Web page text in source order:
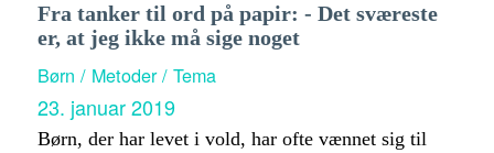
Fra tanker til ord på papir: - Det sværeste
er, at jeg ikke må sige noget
Børn / Metoder / Tema
23. januar 2019
Børn, der har levet i vold, har ofte vænnet sig til